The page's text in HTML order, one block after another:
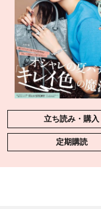
立ち読み・購入
定期購読